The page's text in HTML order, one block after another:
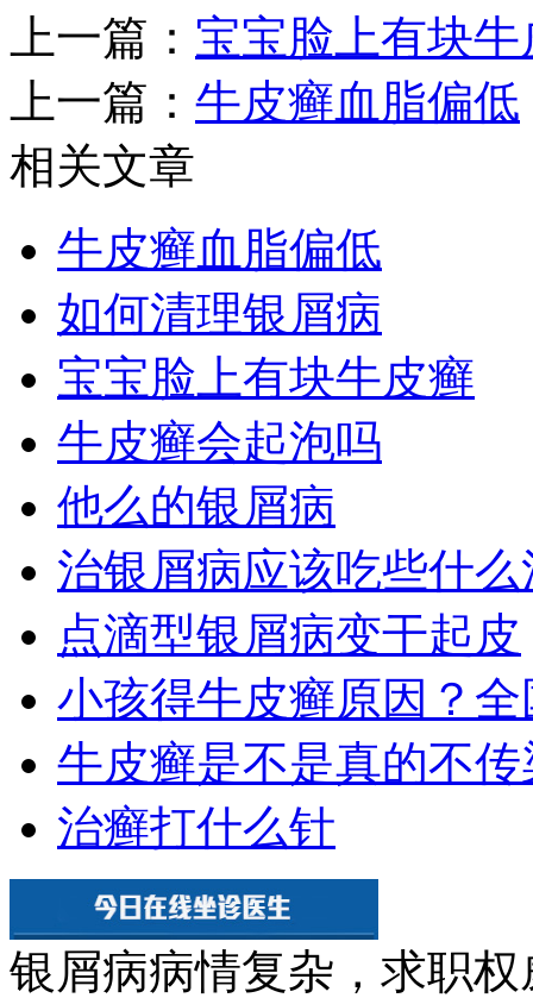
上一篇： 宝宝脸上有块牛
上一篇： 牛皮癣血脂偏低
相关文章
牛皮癣血脂偏低
如何清理银屑病
宝宝脸上有块牛皮癣
牛皮癣会起泡吗
他么的银屑病
治银屑病应该吃些什
点滴型银屑病变干起皮
小孩得牛皮癣原因？
牛皮癣是不是真的不传
治癣打什么针
银屑病病情复杂，求职